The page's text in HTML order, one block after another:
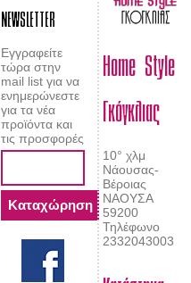
NEWSLETTER
Εγγραφείτε
τώρα στην
mail list για να
ενημερώνεστε
για τα νέα
προϊόντα και
τις προσφορές
Home Style
Γκόγκλιας
10° χλμ
Νάουσας-
Βέροιας
ΝΑΟΥΣΑ
59200
Τηλέφωνο
2332043003